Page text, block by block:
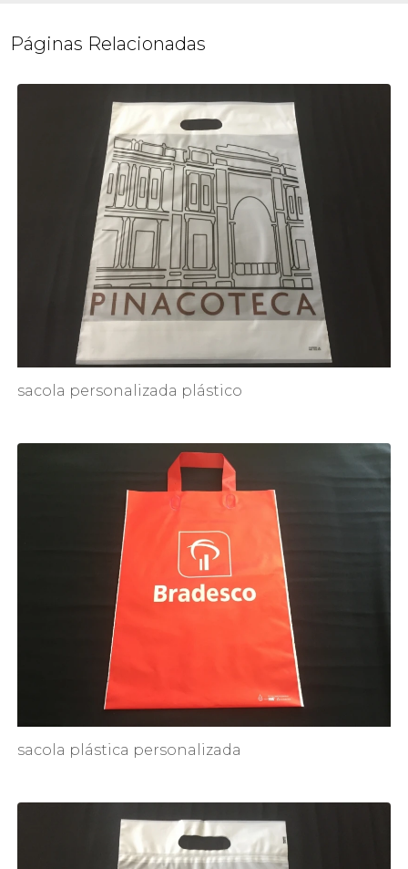
Páginas Relacionadas
sacola personalizada plástico
sacola plástica personalizada